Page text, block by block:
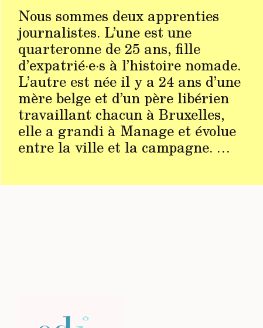
Nous sommes deux apprenties
journalistes. L’une est une
quarteronne de 25 ans, fille
d’expatrié·e·s à l’histoire nomade.
L’autre est née il y a 24 ans d’une
mère belge et d’un père libérien
travaillant chacun à Bruxelles,
elle a grandi à Manage et évolue
entre la ville et la campagne. …